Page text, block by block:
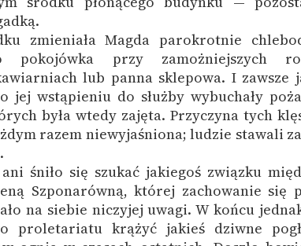
zmieniała Magda parokrotnie
pokojówka przy zamożniejszych
lub panna sklepowa. I zawsze
jej wstąpieniu do służby wybuchały
była wtedy zajęta. Przyczyna tych
razem niewyjaśniona; ludzie stawali
śniło się szukać jakiegoś związku
Szponarówną, której zachowanie się
na siebie niczyjej uwagi. W końcu
proletariatu krążyć jakieś dziwne